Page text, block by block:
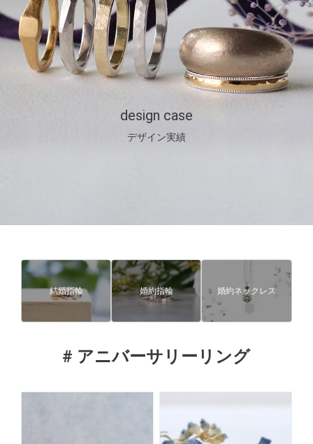
design case
デザイン実績
結婚指輪 婚約指輪 婚約ネックレス
# アニバーサリーリング